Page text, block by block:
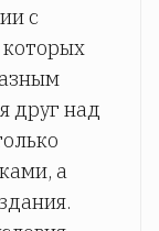
с
друг над
а